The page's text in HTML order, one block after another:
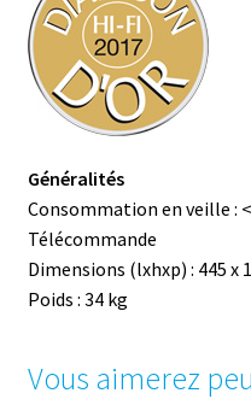
Généralités
Consommation en veille : <
Télécommande
Dimensions (lxhxp) : 445 x
Poids : 34 kg
Vous aimerez